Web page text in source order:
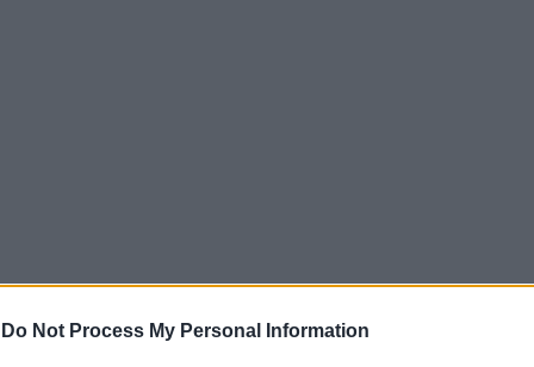
Do Not Process My Personal Information